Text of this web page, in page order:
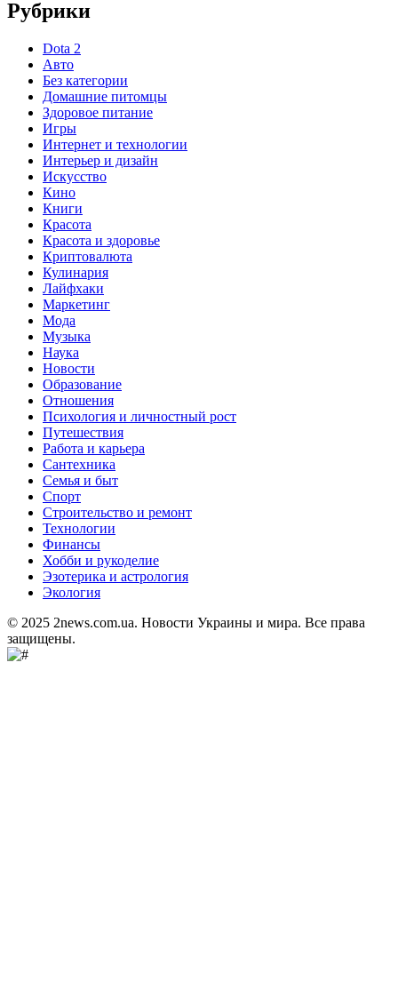
Рубрики
Dota 2
Авто
Без категории
Домашние питомцы
Здоровое питание
Игры
Интернет и технологии
Интерьер и дизайн
Искусство
Кино
Книги
Красота
Красота и здоровье
Криптовалюта
Кулинария
Лайфхаки
Маркетинг
Мода
Музыка
Наука
Новости
Образование
Отношения
Психология и личностный рост
Путешествия
Работа и карьера
Сантехника
Семья и быт
Спорт
Строительство и ремонт
Технологии
Финансы
Хобби и рукоделие
Эзотерика и астрология
Экология
© 2025 2news.com.ua. Новости Украины и мира. Все права
защищены.